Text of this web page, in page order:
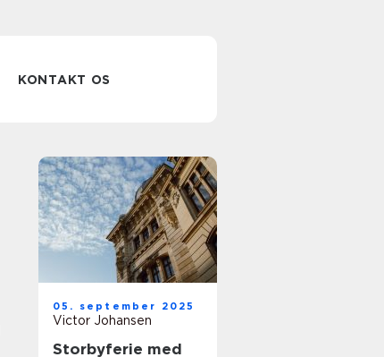
KONTAKT OS
05. september 2025
Victor Johansen
Storbyferie med